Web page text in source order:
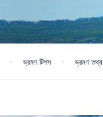
ভ্রমণ টিপস ভ্রমণ তথ্য